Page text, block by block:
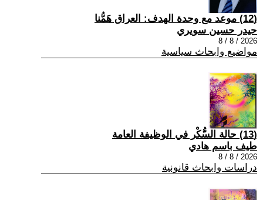
(12) موعد مع وحدة الهدف: العراق هَمُّنا
حيدر حسين سويري
2026 / 8 / 8
مواضيع وابحاث سياسية
(13) حالة السُّكْر في الوظيفة العامة
طيف باسم هادي
2026 / 8 / 8
دراسات وابحاث قانونية